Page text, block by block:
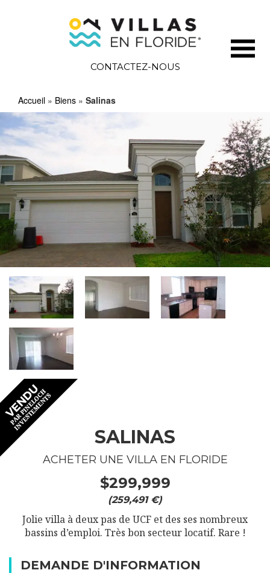
CONTACTEZ-NOUS
Accueil » Biens » Salinas
SALINAS
ACHETER UNE VILLA EN FLORIDE
$299,999
(259,491 €)
Jolie villa à deux pas de UCF et des ses nombreux
bassins d’emploi. Très bon secteur locatif. Rare !
DEMANDE D'INFORMATION